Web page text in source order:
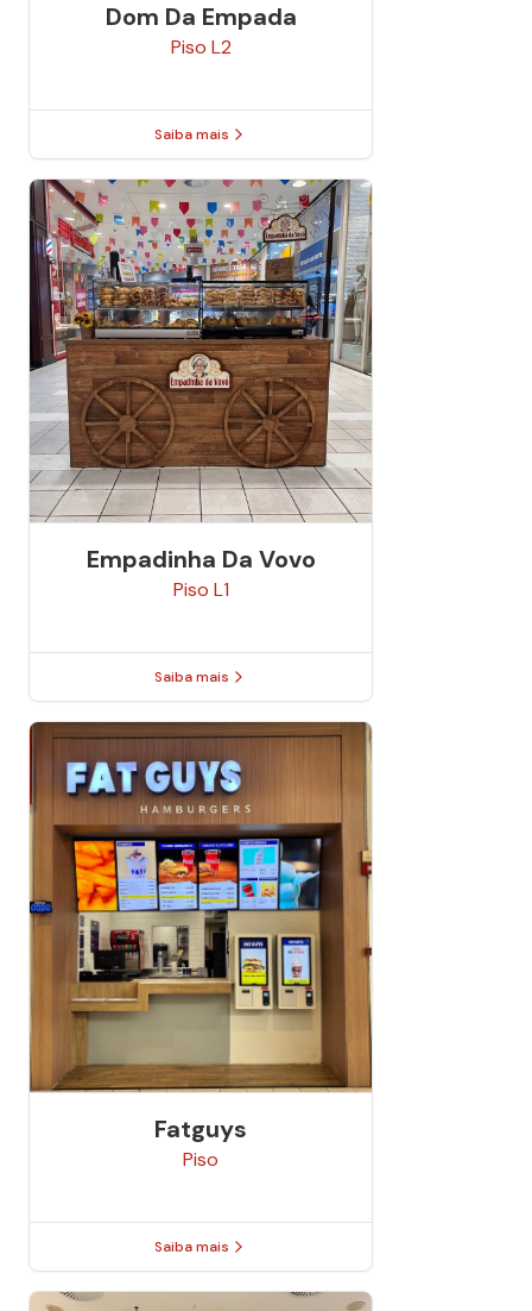
Dom Da Empada
Piso L2
Saiba mais
Empadinha Da Vovo
Piso L1
Saiba mais
Fatguys
Piso
Saiba mais